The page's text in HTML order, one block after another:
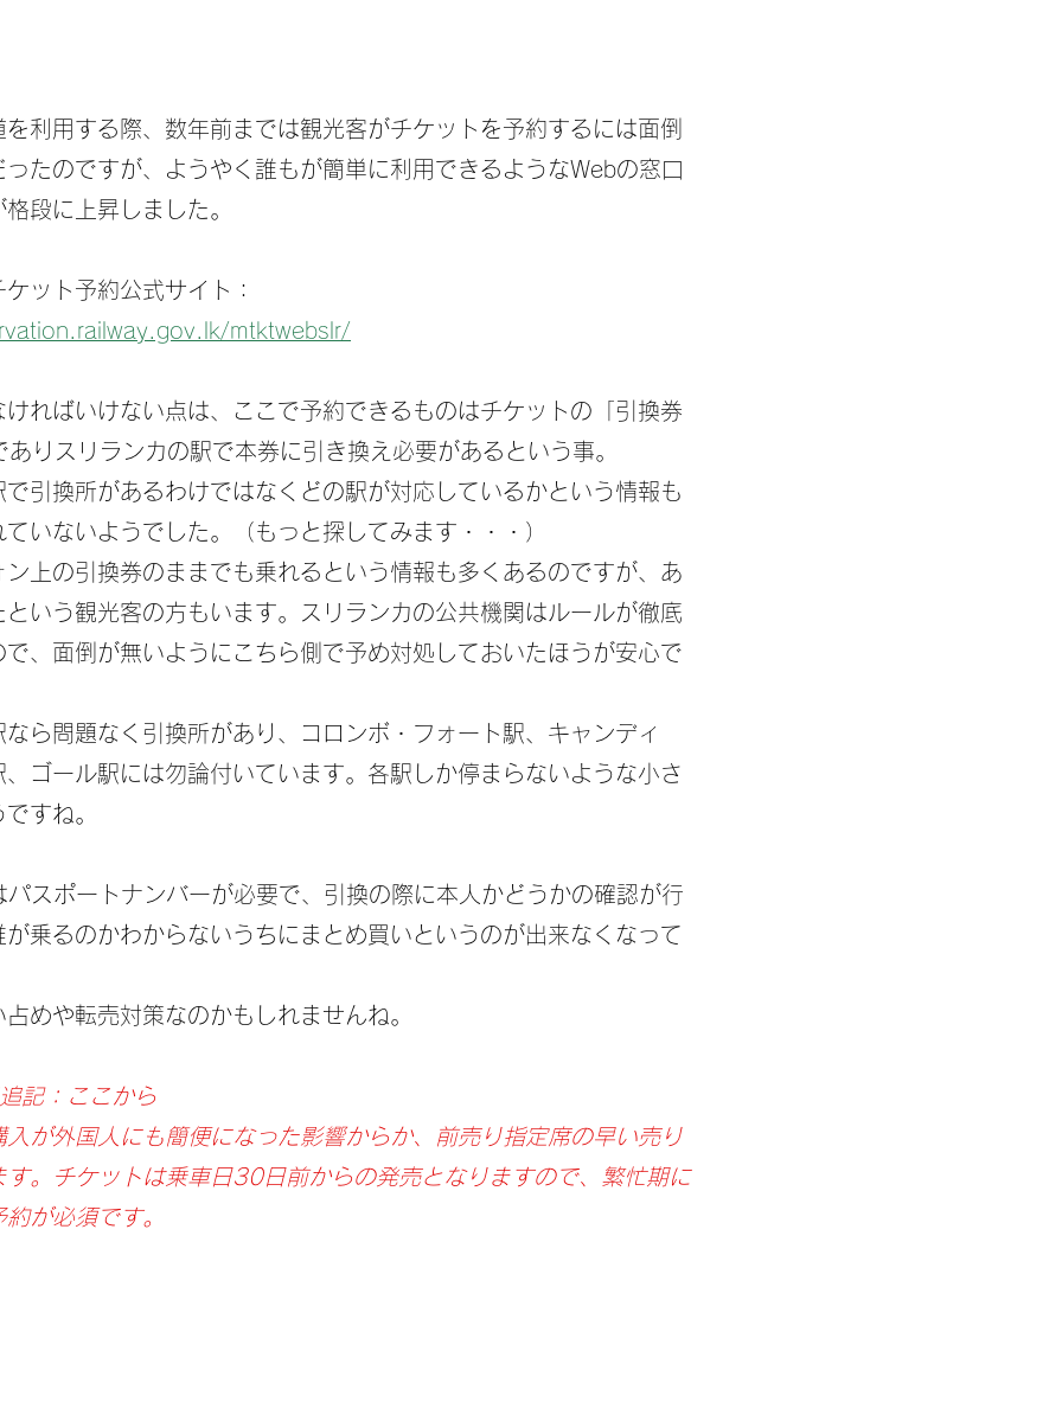
を利用する際、数年前までは観光客がチケットを予約するには面倒
ったのですが、ようやく誰もが簡単に利用できるようなWebの窓口
段に上昇しました。
ケット予約公式サイト：
mtktwebslr/
ればいけない点は、ここで予約できるものはチケットの「引換券
ありスリランカの駅で本券に引き換え必要があるという事。
引換所があるわけではなくどの駅が対応しているかという情報も
いないようでした。（もっと探してみます・・・）
ン上の引換券のままでも乗れるという情報も多くあるのですが、あ
いう観光客の方もいます。スリランカの公共機関はルールが徹底
で、面倒が無いようにこちら側で予め対処しておいたほうが安心で
ら問題なく引換所があり、コロンボ・フォート駅、キャンディ
ゴール駅には勿論付いています。各駅しか停まらないような小さ
すね。
パスポートナンバーが必要で、引換の際に本人かどうかの確認が行
乗るのかわからないうちにまとめ買いというのが出来なくなって
めや転売対策なのかもしれませんね。
記：ここから
入が外国人にも簡便になった影響からか、前売り指定席の早い売り
す。チケットは乗車日30日前からの発売となりますので、繁忙期に
が必須です。